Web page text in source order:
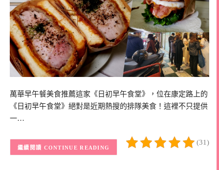
萬華早午餐美食推薦這家《日初早午食堂》，位在康定路上的
《日初早午食堂》絕對是近期熱搜的排隊美食！這裡不只提供
一…
(31)
CONTINUE READING